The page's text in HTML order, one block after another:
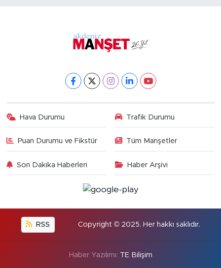
Hava Durumu Trafik Durumu
Puan Durumu ve Fikstür Tüm Manşetler
Son Dakika Haberleri Haber Arşivi
RSS Copyright © 2025. Her hakkı saklıdır.
Haber Yazılımı: TE Bilişim